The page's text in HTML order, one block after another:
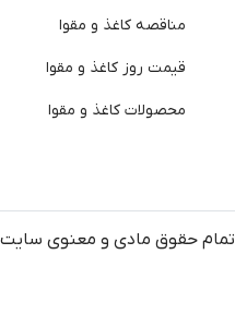
مناقصه کاغذ و مقوا
قیمت روز کاغذ و مقوا
محصولات کاغذ و مقوا
تمام حقوق مادی و معنوی